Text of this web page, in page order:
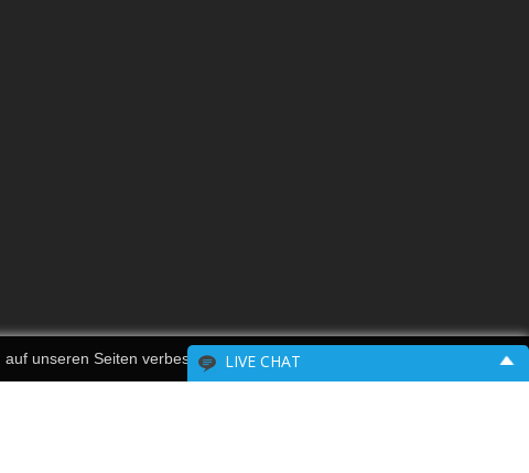
unseren Seiten verbessern können.
LIVE CHAT